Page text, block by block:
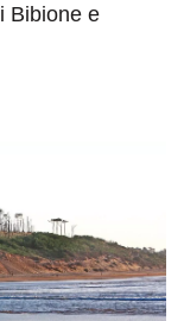
Bibione e